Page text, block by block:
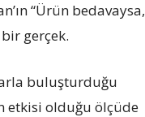
“Ürün bedavaysa,
gerçek.
buluşturduğu
etkisi olduğu ölçüde